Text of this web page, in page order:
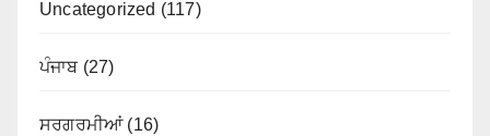
Uncategorized (117)
ਪੰਜਾਬ (27)
ਸਰਗਰਮੀਆਂ (16)